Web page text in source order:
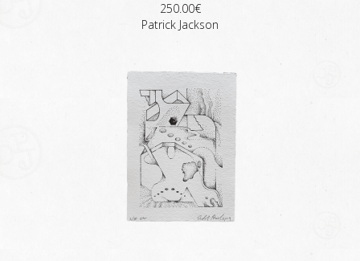
250.00€
Patrick Jackson